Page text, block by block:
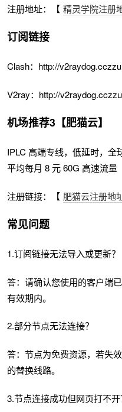
注册地址：【 精灵学院注册
订阅链接
Clash：http://
V2ray：http://
机场推荐3【肥猫云】
IPLC 高端专线，低延时，全
平均每月 8 元 60G 高速流量
注册链接：【 肥猫云注册地
常见问题
1.订阅链接无法导入或更新？
答：请确认您使用的客户端
有效期内。
2.部分节点无法连接？
答：节点为免费资源，若失
的替换线路。
3.节点连接成功但网页打不开